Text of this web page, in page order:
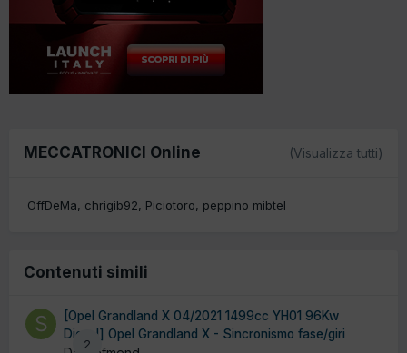
MECCATRONICI Online (Visualizza tutti)
OffDeMa chrigib92 Piciotoro peppino mibtel
Contenuti simili
2
[Opel Grandland X 04/2021 1499cc YH01 96Kw
Diesel] Opel Grandland X - Sincronismo fase/giri